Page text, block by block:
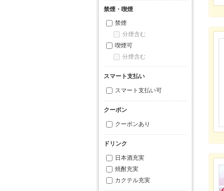
禁煙・喫煙
禁煙
分煙含む
喫煙可
分煙含む
スマート支払い
スマート支払い可
クーポン
クーポンあり
ドリンク
日本酒充実
焼酎充実
カクテル充実